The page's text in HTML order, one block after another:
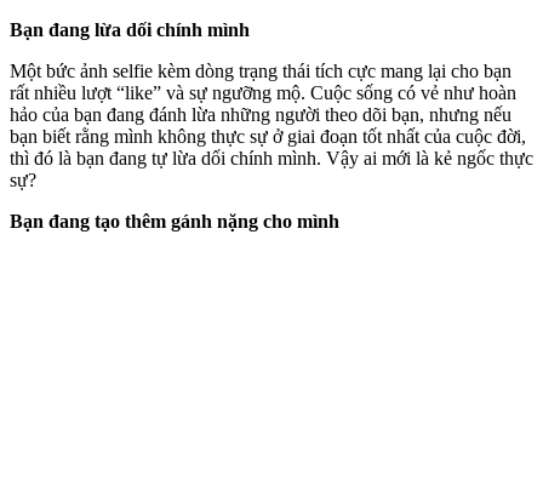
Bạn đang lừa dối chính mình
Một bức ảnh selfie kèm dòng trạng thái tích cực mang lại cho bạn
rất nhiều lượt “like” và sự ngưỡng mộ. Cuộc sống có vẻ như hoàn
hảo của bạn đang đánh lừa những người theo dõi bạn, nhưng nếu
bạn biết rằng mình không thực sự ở giai đoạn tốt nhất của cuộc đời,
thì đó là bạn đang tự lừa dối chính mình. Vậy ai mới là kẻ ngốc thực
sự?
Bạn đang tạo thêm gánh nặng cho mình